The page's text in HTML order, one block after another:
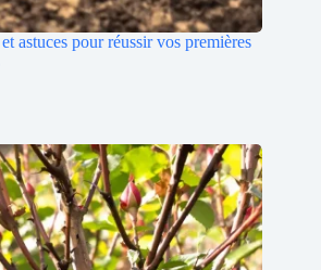
astuces pour réussir vos premières